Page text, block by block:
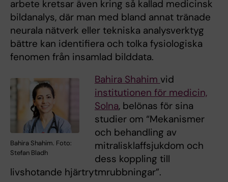
arbete kretsar även kring så kallad medicinsk
bildanalys, där man med bland annat tränade
neurala nätverk eller tekniska analysverktyg
bättre kan identifiera och tolka fysiologiska
fenomen från insamlad bilddata.
Bahira Shahim. Foto:
Stefan Bladh
Bahira Shahim vid
institutionen för medicin,
Solna, belönas för sina
studier om “Mekanismer
och behandling av
mitralisklaffsjukdom och
dess koppling till
livshotande hjärtrytmrubbningar”.